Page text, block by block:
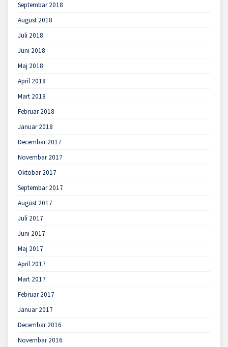
Septembar 2018
August 2018
Juli 2018
Juni 2018
Maj 2018
April 2018
Mart 2018
Februar 2018
Januar 2018
Decembar 2017
Novembar 2017
Oktobar 2017
Septembar 2017
August 2017
Juli 2017
Juni 2017
Maj 2017
April 2017
Mart 2017
Februar 2017
Januar 2017
Decembar 2016
Novembar 2016